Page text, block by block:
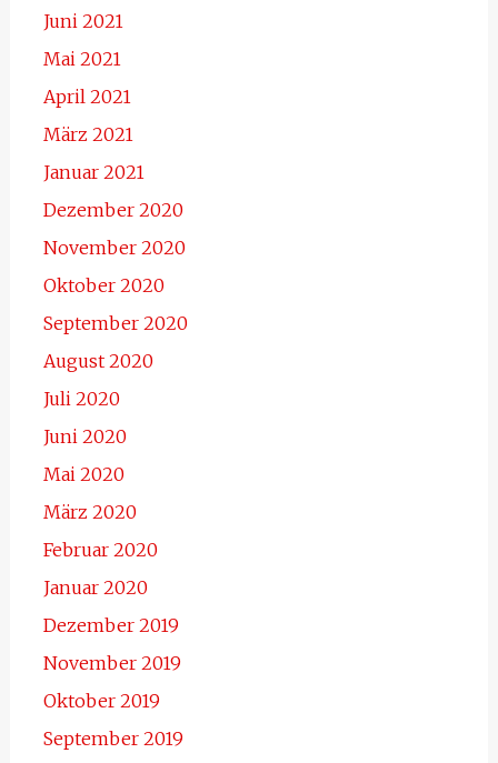
Juni 2021
Mai 2021
April 2021
März 2021
Januar 2021
Dezember 2020
November 2020
Oktober 2020
September 2020
August 2020
Juli 2020
Juni 2020
Mai 2020
März 2020
Februar 2020
Januar 2020
Dezember 2019
November 2019
Oktober 2019
September 2019